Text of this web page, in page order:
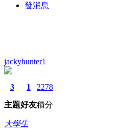
發消息
jackyhunter1
3
主題
1
好友
2278
積分
大學生